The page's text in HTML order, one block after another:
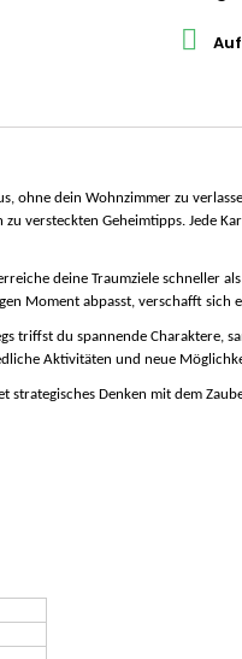

ohne dein Wohnzimmer zu
versteckten Geheimtipps. Jede
deine Traumziele schneller
Moment abpasst, verschafft sich
triffst du spannende Charaktere,
Aktivitäten und neue
strategisches Denken mit dem